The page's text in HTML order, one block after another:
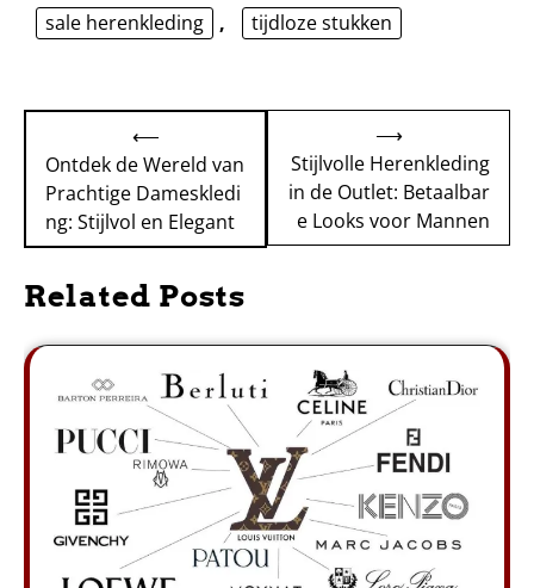
sale herenkleding
, tijdloze stukken
navigatie
⟵
Ontdek de Wereld van
Prachtige Dameskledi
ng: Stijlvol en Elegant
Stijlvolle Herenkleding
in de Outlet: Betaalbar
e Looks voor Mannen
⟶
Related Posts